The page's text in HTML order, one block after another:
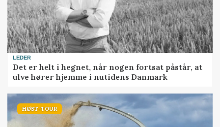
LEDER
Det er helt i hegnet, når nogen fortsat påstår, at
ulve hører hjemme i nutidens Danmark
HØST-TOUR